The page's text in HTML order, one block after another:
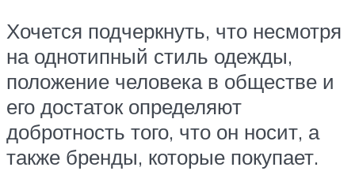
Хочется подчеркнуть, что несмотря
на однотипный стиль одежды,
положение человека в обществе и
его достаток определяют
добротность того, что он носит, а
также бренды, которые покупает.